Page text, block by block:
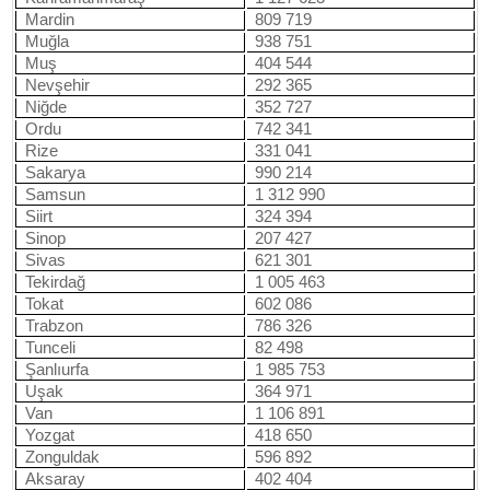
Mardin
809 719
Muğla
938 751
Muş
404 544
Nevşehir
292 365
Niğde
352 727
Ordu
742 341
Rize
331 041
Sakarya
990 214
Samsun
1 312 990
Siirt
324 394
Sinop
207 427
Sivas
621 301
Tekirdağ
1 005 463
Tokat
602 086
Trabzon
786 326
Tunceli
82 498
Şanlıurfa
1 985 753
Uşak
364 971
Van
1 106 891
Yozgat
418 650
Zonguldak
596 892
Aksaray
402 404